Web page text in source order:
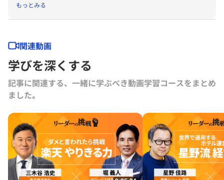
「28プロジェクト」を教育の柱に社会と子どもを繋ぐ学校作りを実
践。
出演番組『BS12賢者の選択サクセッション：品川女子学院の事業承継
https://youtu.be/vBm9e-RJ1Vk?si=77AP-DAvESzvKKG0
もっとみる
関連動画
学びを深くする
記事に関連する、一緒に学ぶべき動画学習コースをまとめ
ました｡